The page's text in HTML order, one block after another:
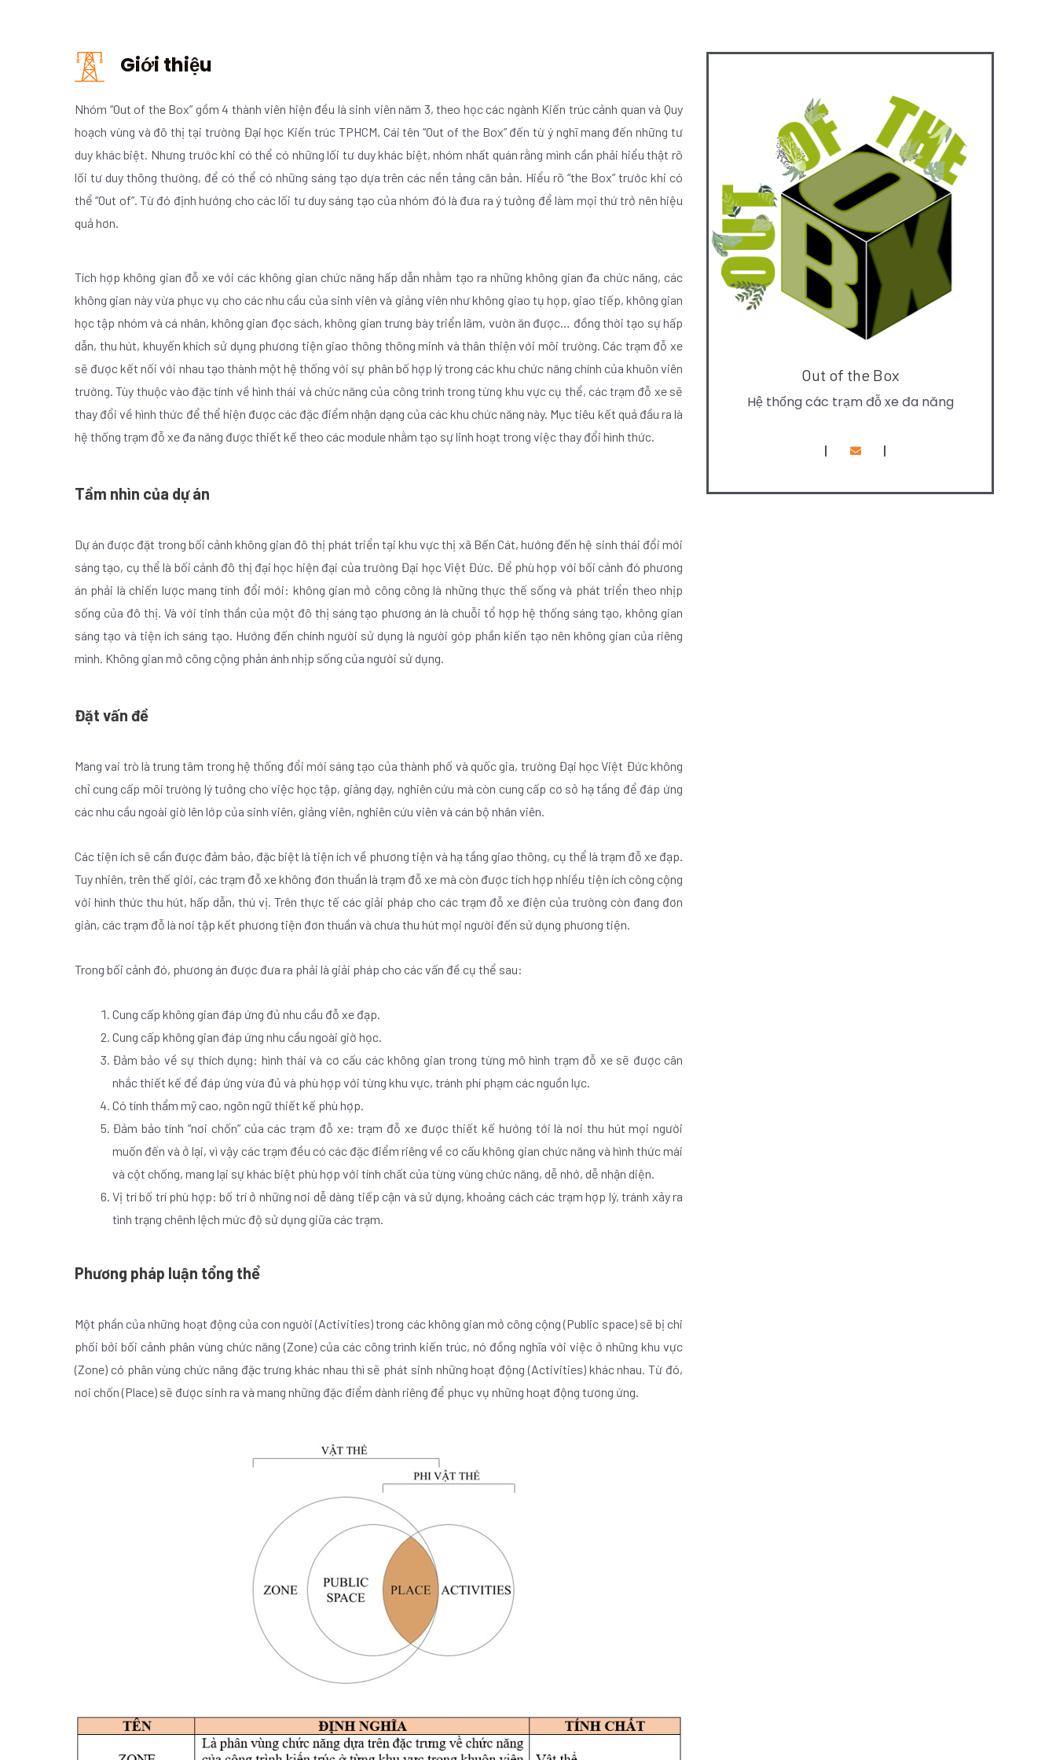
Giới thiệu
Nhóm “Out of the Box” gồm 4 thành viên hiện đều là sinh viên năm 3, theo học các ngành Kiến trúc cảnh quan và Quy
hoạch vùng và đô thị tại trường Đại học Kiến trúc TPHCM. Cái tên “Out of the Box” đến từ ý nghĩ mang đến những tư
duy khác biệt. Nhưng trước khi có thể có những lối tư duy khác biệt, nhóm nhất quán rằng mình cần phải hiểu thật rõ
lối tư duy thông thường, để có thể có những sáng tạo dựa trên các nền tảng căn bản. Hiểu rõ “the Box” trước khi có
thể “Out of”. Từ đó định hướng cho các lối tư duy sáng tạo của nhóm đó là đưa ra ý tưởng để làm mọi thứ trở nên hiệu
quả hơn.
Tích hợp không gian đỗ xe với các không gian chức năng hấp dẫn nhằm tạo ra những không gian đa chức năng, các
không gian này vừa phục vụ cho các nhu cầu của sinh viên và giảng viên như không giao tụ họp, giao tiếp, không gian
học tập nhóm và cá nhân, không gian đọc sách, không gian trưng bày triển lãm, vườn ăn được… đồng thời tạo sự hấp
dẫn, thu hút, khuyến khích sử dụng phương tiện giao thông thông minh và thân thiện với môi trường. Các trạm đỗ xe
sẽ được kết nối với nhau tạo thành một hệ thống với sự phân bố hợp lý trong các khu chức năng chính của khuôn viên
trường. Tùy thuộc vào đặc tính về hình thái và chức năng của công trình trong từng khu vực cụ thể, các trạm đỗ xe sẽ
thay đổi về hình thức để thể hiện được các đặc điểm nhận dạng của các khu chức năng này. Mục tiêu kết quả đầu ra là
hệ thống trạm đỗ xe đa năng được thiết kế theo các module nhằm tạo sự linh hoạt trong việc thay đổi hình thức.
Tầm nhìn của dự án
Dự án được đặt trong bối cảnh không gian đô thị phát triển tại khu vực thị xã Bến Cát, hướng đến hệ sinh thái đổi mới
sáng tạo, cụ thể là bối cảnh đô thị đại học hiện đại của trường Đại học Việt Đức. Để phù hợp với bối cảnh đó phương
án phải là chiến lược mang tính đổi mới: không gian mở công công là những thực thế sống và phát triển theo nhịp
sống của đô thị. Và với tinh thần của một đô thị sáng tạo phương án là chuỗi tổ hợp hệ thống sáng tạo, không gian
sáng tạo và tiện ích sáng tạo. Hướng đến chính người sử dụng là người góp phần kiến tạo nên không gian của riêng
mình. Không gian mở công cộng phản ánh nhịp sống của người sử dụng.
Đặt vấn đề
Mang vai trò là trung tâm trong hệ thống đổi mới sáng tạo của thành phố và quốc gia, trường Đại học Việt Đức không
chỉ cung cấp môi trường lý tưởng cho việc học tập, giảng dạy, nghiên cứu mà còn cung cấp cơ sở hạ tầng để đáp ứng
các nhu cầu ngoài giờ lên lớp của sinh viên, giảng viên, nghiên cứu viên và cán bộ nhân viên.
Các tiện ích sẽ cần được đảm bảo, đặc biệt là tiện ích về phương tiện và hạ tầng giao thông, cụ thể là trạm đỗ xe đạp.
Tuy nhiên, trên thế giới, các trạm đỗ xe không đơn thuần là trạm đỗ xe mà còn được tích hợp nhiều tiện ích công cộng
với hình thức thu hút, hấp dẫn, thú vị. Trên thực tế các giải pháp cho các trạm đỗ xe điện của trường còn đang đơn
giản, các trạm đỗ là nơi tập kết phương tiện đơn thuần và chưa thu hút mọi người đến sử dụng phương tiện.
Trong bối cảnh đó, phương án được đưa ra phải là giải pháp cho các vấn đề cụ thể sau:
Cung cấp không gian đáp ứng đủ nhu cầu đỗ xe đạp.
Cung cấp không gian đáp ứng nhu cầu ngoài giờ học.
Đảm bảo về sự thích dụng: hình thái và cơ cấu các không gian trong từng mô hình trạm đỗ xe sẽ được cân
nhắc thiết kế để đáp ứng vừa đủ và phù hợp với từng khu vực, tránh phí phạm các nguồn lực.
Có tính thẩm mỹ cao, ngôn ngữ thiết kế phù hợp.
Đảm bảo tính “nơi chốn” của các trạm đỗ xe: trạm đỗ xe được thiết kế hướng tới là nơi thu hút mọi người
muốn đến và ở lại, vì vậy các trạm đều có các đặc điểm riêng về cơ cấu không gian chức năng và hình thức mái
và cột chống, mang lại sự khác biệt phù hợp với tính chất của từng vùng chức năng, dễ nhớ, dễ nhận diện.
Vị trí bố trí phù hợp: bố trí ở những nơi dễ dàng tiếp cận và sử dụng, khoảng cách các trạm hợp lý, tránh xảy ra
tình trạng chênh lệch mức độ sử dụng giữa các trạm.
Phương pháp luận tổng thể
Một phần của những hoạt động của con người (Activities) trong các không gian mở công cộng (Public space) sẽ bị chi
phối bởi bối cảnh phân vùng chức năng (Zone) của các công trình kiến trúc, nó đồng nghĩa với việc ở những khu vực
(Zone) có phân vùng chức năng đặc trưng khác nhau thì sẽ phát sinh những hoạt động (Activities) khác nhau. Từ đó,
nơi chốn (Place) sẽ được sinh ra và mang những đặc điểm dành riêng để phục vụ những hoạt động tương ứng.
Out of the Box
Hệ thống các trạm đỗ xe đa năng